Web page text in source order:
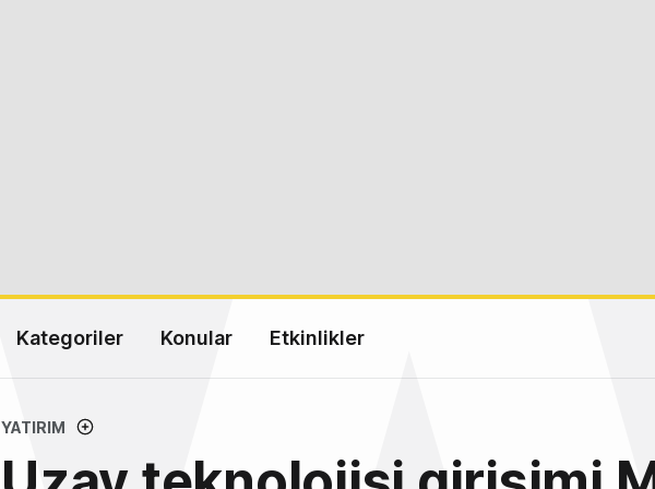
Kategoriler Konular Etkinlikler
YATIRIM